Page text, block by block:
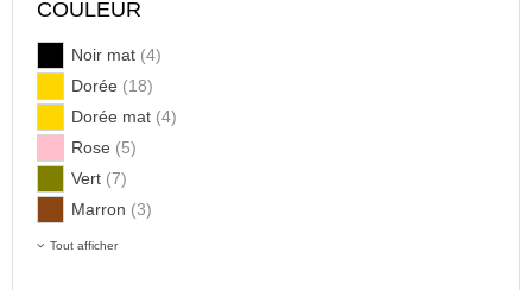
COULEUR
Noir mat (4)
Dorée (18)
Dorée mat (4)
Rose (5)
Vert (7)
Marron (3)
Tout afficher